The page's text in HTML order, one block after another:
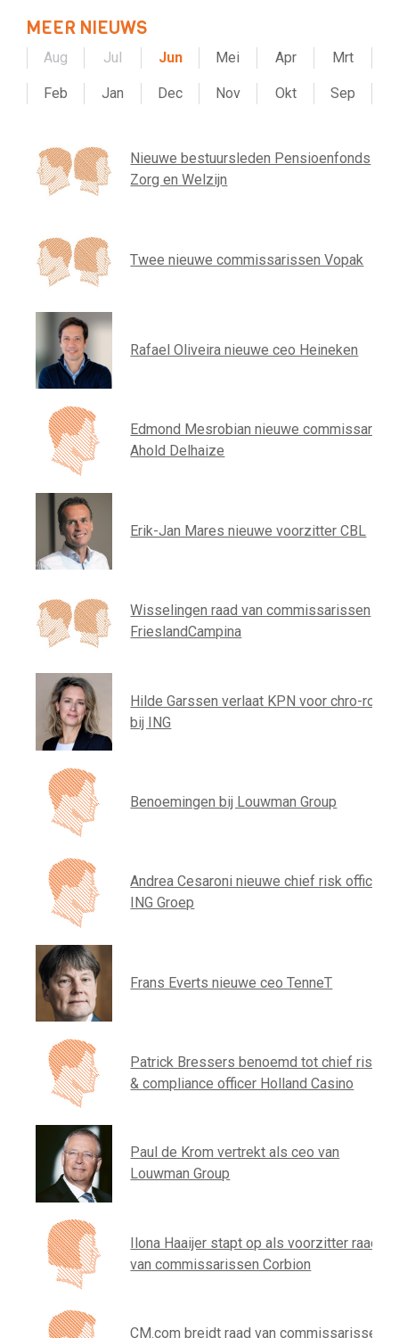
MEER NIEUWS
Aug Jul Jun Mei Apr Mrt
Feb Jan Dec Nov Okt Sep
Nieuwe bestuursleden Pensioenfonds
Zorg en Welzijn
Twee nieuwe commissarissen Vopak
Rafael Oliveira nieuwe ceo Heineken
Edmond Mesrobian nieuwe commissaris
Ahold Delhaize
Erik-Jan Mares nieuwe voorzitter CBL
Wisselingen raad van commissarissen
FrieslandCampina
Hilde Garssen verlaat KPN voor chro-rol
bij ING
Benoemingen bij Louwman Group
Andrea Cesaroni nieuwe chief risk officer
ING Groep
Frans Everts nieuwe ceo TenneT
Patrick Bressers benoemd tot chief risk
& compliance officer Holland Casino
Paul de Krom vertrekt als ceo van
Louwman Group
Ilona Haaijer stapt op als voorzitter raad
van commissarissen Corbion
CM.com breidt raad van commissarissen